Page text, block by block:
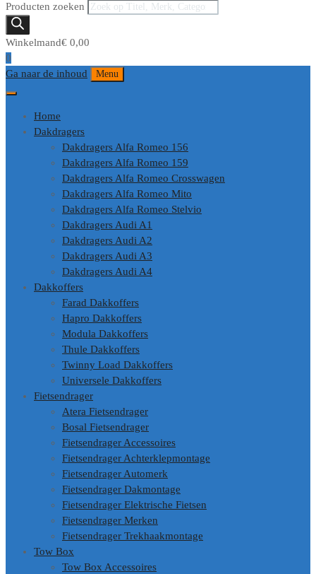
Producten zoeken
Winkelmand€ 0,00
0
Ga naar de inhoud
Menu
Home
Dakdragers
Dakdragers Alfa Romeo 156
Dakdragers Alfa Romeo 159
Dakdragers Alfa Romeo Crosswagen
Dakdragers Alfa Romeo Mito
Dakdragers Alfa Romeo Stelvio
Dakdragers Audi A1
Dakdragers Audi A2
Dakdragers Audi A3
Dakdragers Audi A4
Dakkoffers
Farad Dakkoffers
Hapro Dakkoffers
Modula Dakkoffers
Thule Dakkoffers
Twinny Load Dakkoffers
Universele Dakkoffers
Fietsendrager
Atera Fietsendrager
Bosal Fietsendrager
Fietsendrager Accessoires
Fietsendrager Achterklepmontage
Fietsendrager Automerk
Fietsendrager Dakmontage
Fietsendrager Elektrische Fietsen
Fietsendrager Merken
Fietsendrager Trekhaakmontage
Tow Box
Tow Box Accessoires